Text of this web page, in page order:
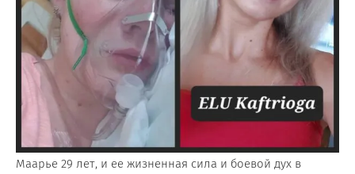
Маарье 29 лет, и ее жизненная сила и боевой дух в